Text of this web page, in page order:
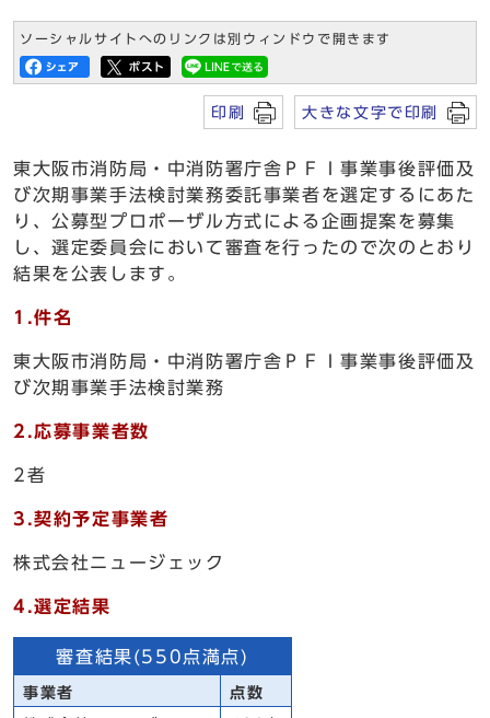
ソーシャルサイトへのリンクは別ウィンドウで開きます
印刷 大きな文字で印刷
東大阪市消防局・中消防署庁舎ＰＦＩ事業事後評価及
び次期事業手法検討業務委託事業者を選定するにあた
り、公募型プロポーザル方式による企画提案を募集
し、選定委員会において審査を行ったので次のとおり
結果を公表します。
1.件名
東大阪市消防局・中消防署庁舎ＰＦＩ事業事後評価及
び次期事業手法検討業務
2.応募事業者数
2者
3.契約予定事業者
株式会社ニュージェック
4.選定結果
審査結果(550点満点)
事業者 点数